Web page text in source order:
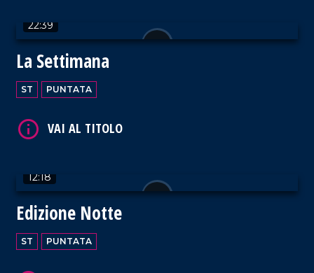
22:39
La Settimana
ST PUNTATA
12:18
Edizione Notte
ST PUNTATA